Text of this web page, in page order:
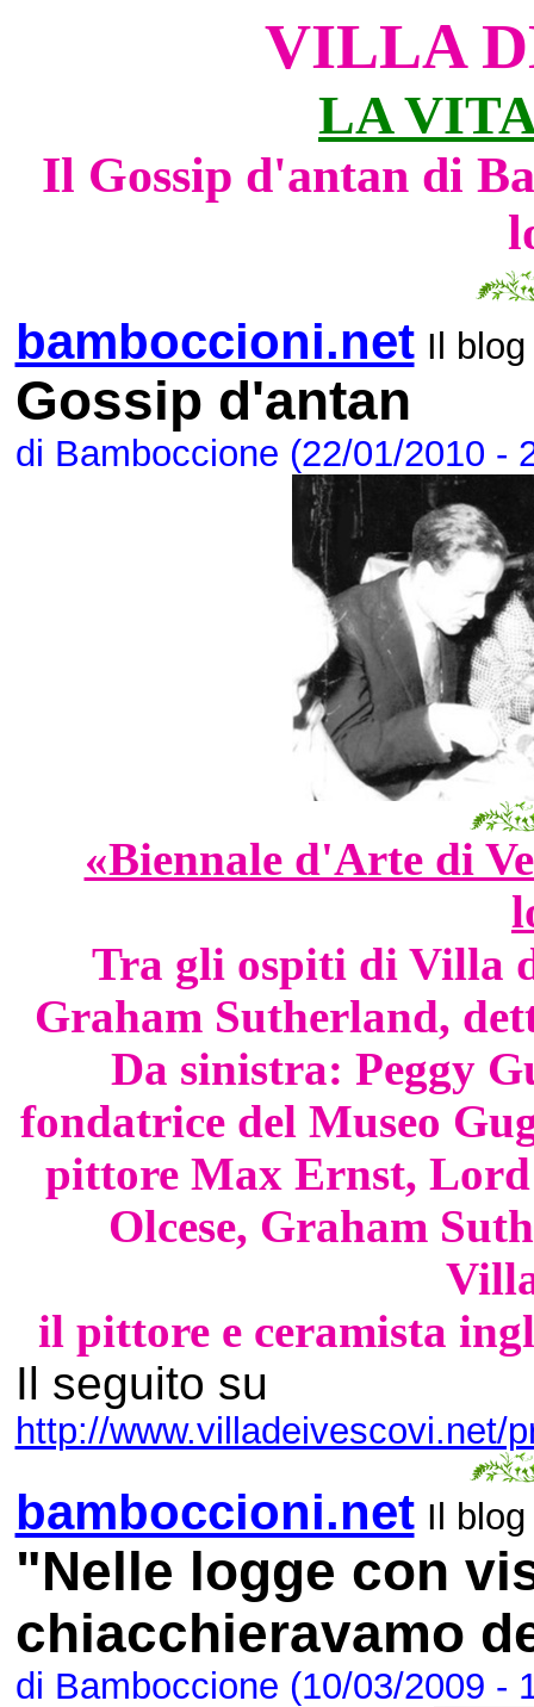
VILLA
LA
Il Gossip d'antan di
bamboccioni.net Il blog
Gossip d'antan
di Bamboccione (22/01/2010 -
«Biennale d'Arte di
Tra gli ospiti di Villa
Graham Sutherland,
Da sinistra: Peggy
fondatrice del Museo
pittore Max Ernst, Lord
Olcese, Graham
il pittore e ceramista
Il seguito su
http://www.villadeivescovi.net/
bamboccioni.net Il blog
"Nelle logge con
chiacchieravamo
di Bamboccione (10/03/2009 -